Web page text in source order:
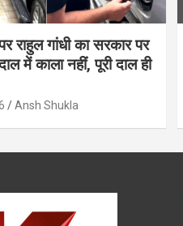
राहुल गांधी का सरकार पर
में काला नहीं, पूरी दाल ही
Ansh Shukla